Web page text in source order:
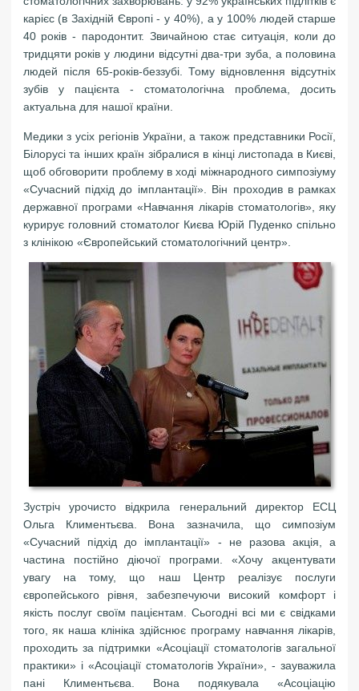
карієс (в Західній Європі - у 40%), а у 100% людей старше
40 років - пародонтит. Звичайною стає ситуація, коли до
тридцяти років у людини відсутні два-три зуба, а половина
людей після 65-років-беззубі. Тому відновлення відсутніх
зубів у пацієнта - стоматологічна проблема, досить
актуальна для нашої країни.
Медики з усіх регіонів України, а також представники Росії,
Білорусі та інших країн зібралися в кінці листопада в Києві,
щоб обговорити проблему в ході міжнародного симпозіуму
«Сучасний підхід до імплантації». Він проходив в рамках
державної програми «Навчання лікарів стоматологів», яку
курирує головний стоматолог Києва Юрій Пуденко спільно
з клінікою «Європейський стоматологічний центр».
Зустріч урочисто відкрила генеральний директор ЕСЦ
Ольга Климентьєва. Вона зазначила, що симпозіум
«Сучасний підхід до імплантації» - не разова акція, а
частина постійно діючої програми. «Хочу акцентувати
увагу на тому, що наш Центр реалізує послуги
європейського рівня, забезпечуючи високий комфорт і
якість послуг своїм пацієнтам. Сьогодні всі ми є свідками
того, як наша клініка здійснює програму навчання лікарів,
проходить за підтримки «Асоціації стоматологів загальної
практики» і «Асоціації стоматологів України», - зауважила
пані Климентьєва. Вона подякувала «Асоціацію